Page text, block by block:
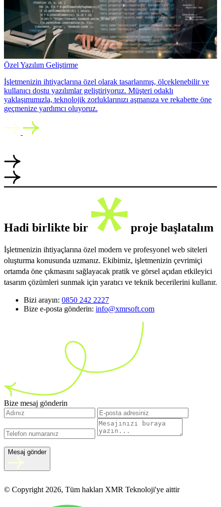
Özel Yazılım Geliştirme
İşletmenizin ihtiyaçlarına özel olarak tasarlanmış, ölçeklenebilir ve
kullanıcı dostu yazılımlar geliştiriyoruz. Müşteri odaklı
yaklaşımımızla, teknolojik zorluklarınızı aşmanıza ve rekabette öne
geçmenize yardımcı oluyoruz.
Hadi birlikte bir proje başlatalım
İşletmenizin ihtiyaçlarına özel modern ve profesyonel web siteleri
oluşturma konusunda uzmanız. Ekibimiz, işletmenizin çevrimiçi
ortamda öne çıkmasını sağlayacak pratik ve görsel açıdan etkileyici
tasarım çözümleri sunmak için yaratıcı ve teknik becerilerini kullanır.
Bizi arayın: 0850 242 2227
Bize e-posta gönderin: info@xmrsoft.com
Bize mesaj gönderin
Mesaj gönder
© Copyright 2026, Tüm hakları XMR Teknoloji'ye aittir